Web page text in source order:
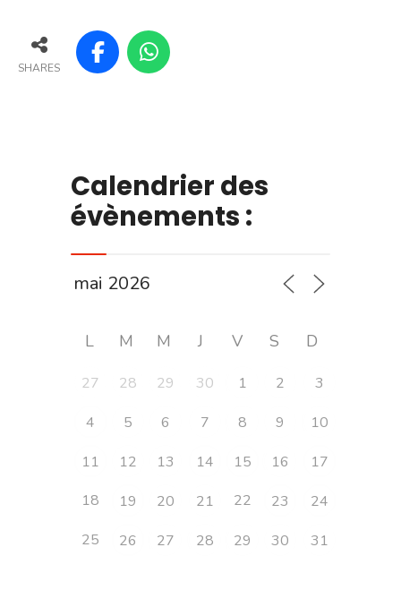
SHARES
Calendrier des
évènements :
L M M J V S D
27 28 29 30 1 2
3
4
5 6 7 8 9
10
11
12 13 14 15 16
17
18
19 20 21 22 23
24
25
26 27 28 29 30 31